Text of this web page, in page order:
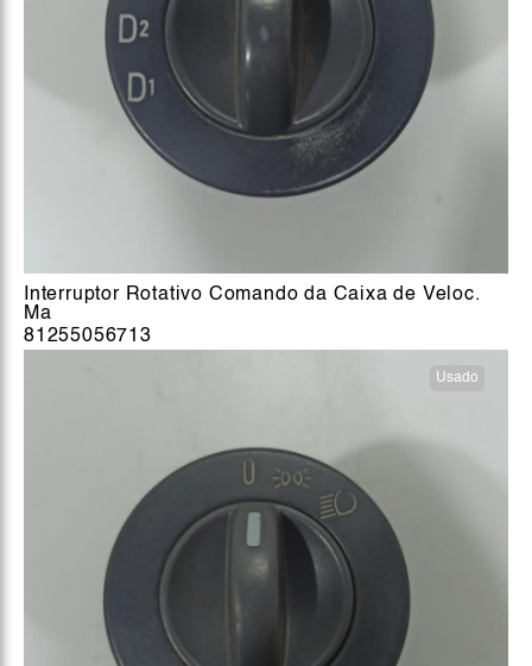
Interruptor Rotativo Comando da Caixa de Veloc.
Ma
81255056713
Usado